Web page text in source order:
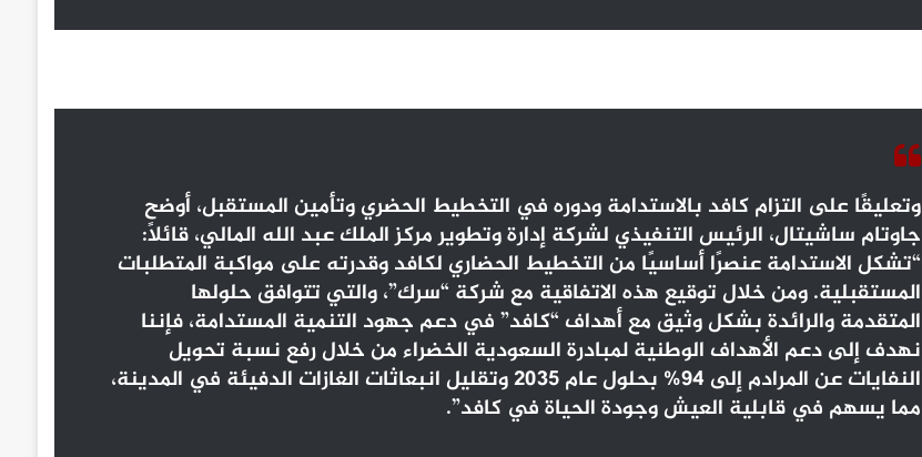
وتعليقًا على التزام كافد بالاستدامة ودوره في التخطيط الحضري وتأمين المستقبل، أوضح
جاوتام ساشيتال، الرئيس التنفيذي لشركة إدارة وتطوير مركز الملك عبد الله المالي، قائلاً:
“تشكل الاستدامة عنصرًا أساسيًا من التخطيط الحضاري لكافد وقدرته على مواكبة المتطلبات
المستقبلية. ومن خلال توقيع هذه الاتفاقية مع شركة “سرك”، والتي تتوافق حلولها
المتقدمة والرائدة بشكل وثيق مع أهداف “كافد” في دعم جهود التنمية المستدامة، فإننا
نهدف إلى دعم الأهداف الوطنية لمبادرة السعودية الخضراء من خلال رفع نسبة تحويل
النفايات عن المرادم إلى 94% بحلول عام 2035 وتقليل انبعاثات الغازات الدفيئة في المدينة،
مما يسهم في قابلية العيش وجودة الحياة في كافد”.